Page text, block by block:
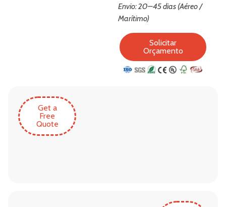
Envio: 20–45 dias (Aéreo /
Marítimo)
Solicitar
Orçamento
Get a
Free
Quote